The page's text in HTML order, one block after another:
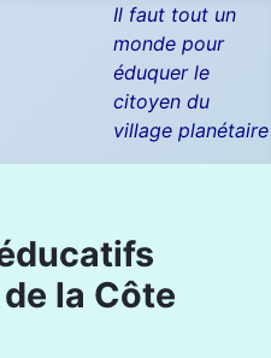
Il faut tout un
monde pour
éduquer le
citoyen du
village planétaire
la Côte